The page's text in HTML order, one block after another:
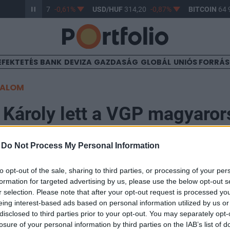
Do Not Process My Personal Information
opt-out of the sale, sharing to third parties, or processing of your
for targeted advertising by us, please use the below opt-out
selection. Please note that after your opt-out request is processed
interest-based ads based on personal information utilized by us
to third parties prior to your opt-out. You may separately
of your personal information by third parties on the IAB’s list of
363,17 -0,61% USD/HUF314,20 -0,87% BITCOIN64
BANK DEVIZA GAZDASÁG GLOBÁL UNIÓS
lett a VGP
a logisztikai és félipari ingatlanok fejlesztőjeként,
ismert VGP vállalatcsoport magyarországi country